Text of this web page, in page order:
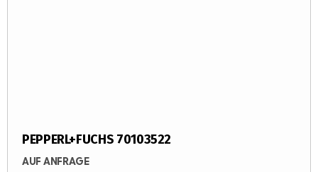
PEPPERL+FUCHS 70103522
AUF ANFRAGE